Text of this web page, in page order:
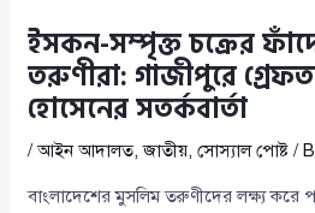
ইসকন-সম্পৃক্ত চক্রের
তরুণীরা: গাজীপুরে
হোসেনের সতর্কবার্তা
/আইন আদালত,জাতীয়,সোস্যাল পোষ্ট /
বাংলাদেশের মুসলিম তরুণীদের লক্ষ্য করে